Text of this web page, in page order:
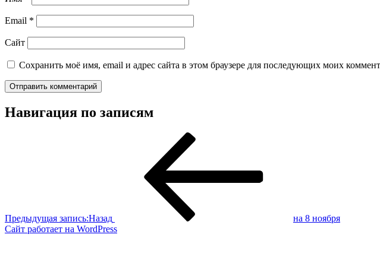
Email *
Сайт
Сохранить моё имя, email и адрес сайта в этом браузере для последующих моих
Навигация по записям
Предыдущая запись:Назад
на 8 ноября
Сайт работает на WordPress